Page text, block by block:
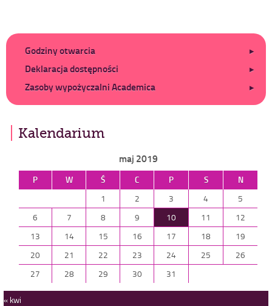
Dodatkowe
Godziny otwarcia
Deklaracja dostępności
Zasoby wypożyczalni Academica
Kalendarium
maj 2019
P W Ś C P S
N
1
2 3 4
5
6
7 8 9 10 11
12
13
14 15 16 17 18
19
20
21 22 23 24 25
26
27
28 29 30 31
« kwi